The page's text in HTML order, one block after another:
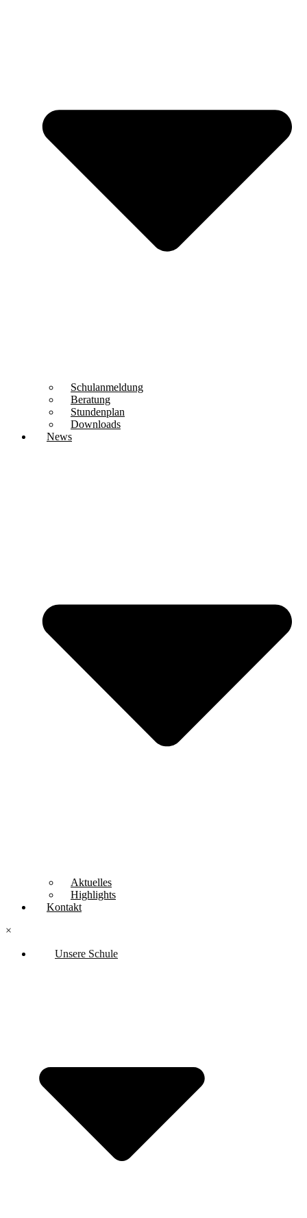
Schulanmeldung
Beratung
Stundenplan
Downloads
News
Aktuelles
Highlights
Kontakt
×
Unsere Schule